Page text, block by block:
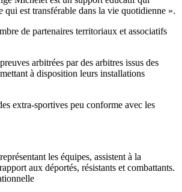
qui est transférable dans la vie quotidienne ».
de partenaires territoriaux et associatifs
arbitrées par des arbitres issus des
à disposition leurs installations
extra-sportives peu conforme avec les
les équipes, assistent à la
aux déportés, résistants et combattants.